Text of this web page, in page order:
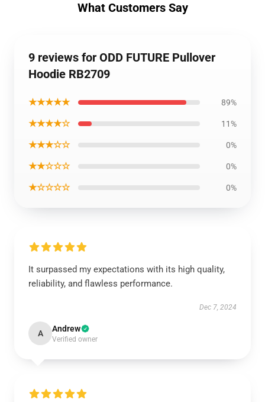
What Customers Say
9 reviews for ODD FUTURE Pullover
Hoodie RB2709
★★★★★ 89%
★★★★☆ 11%
★★★☆☆ 0%
★★☆☆☆ 0%
★☆☆☆☆ 0%
It surpassed my expectations with its high quality,
reliability, and flawless performance.
Dec 7, 2024
A Andrew
Verified owner